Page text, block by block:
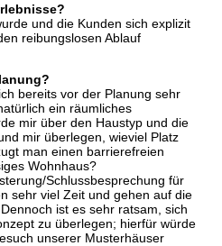
und die Kunden sich explizit
reibungslosen Ablauf
bereits vor der Planung sehr
ein räumliches
mir über den Haustyp und die
mir überlegen, wieviel Platz
man einen barrierefreien
Wohnhaus?
Schlussbesprechung für
sehr viel Zeit und gehen auf die
ist es sehr ratsam, sich
zu überlegen; hierfür würde
unserer Musterhäuser